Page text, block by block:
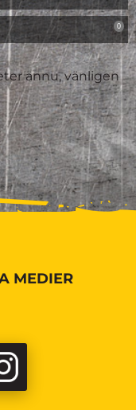
0
ännu, vänligen
MEDIER